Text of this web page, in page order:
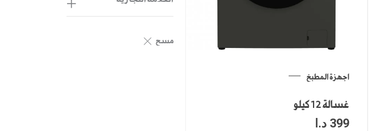
اجهزة المطبخ
غسالة 12 كيلو
399 د.ا